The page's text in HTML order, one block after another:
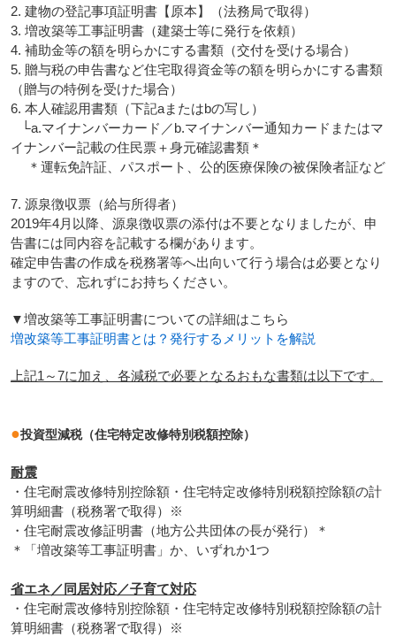
2. 建物の登記事項証明書【原本】（法務局で取得）
3. 増改築等工事証明書（建築士等に発行を依頼）
4. 補助金等の額を明らかにする書類（交付を受ける場合）
5. 贈与税の申告書など住宅取得資金等の額を明らかにする書類
（贈与の特例を受けた場合）
6. 本人確認用書類（下記aまたはbの写し）
└a.マイナンバーカード／b.マイナンバー通知カードまたはマ
イナンバー記載の住民票＋身元確認書類＊
＊運転免許証、パスポート、公的医療保険の被保険者証など
7. 源泉徴収票（給与所得者）
2019年4月以降、源泉徴収票の添付は不要となりましたが、申
告書には同内容を記載する欄があります。
確定申告書の作成を税務署等へ出向いて行う場合は必要となり
ますので、忘れずにお持ちください。
▼増改築等工事証明書についての詳細はこちら
増改築等工事証明書とは？発行するメリットを解説
上記1～7に加え、各減税で必要となるおもな書類は以下です。
●投資型減税（住宅特定改修特別税額控除）
耐震
・住宅耐震改修特別控除額・住宅特定改修特別税額控除額の計
算明細書（税務署で取得）※
・住宅耐震改修証明書（地方公共団体の長が発行）＊
＊「増改築等工事証明書」か、いずれか1つ
省エネ／同居対応／子育て対応
・住宅耐震改修特別控除額・住宅特定改修特別税額控除額の計
算明細書（税務署で取得）※